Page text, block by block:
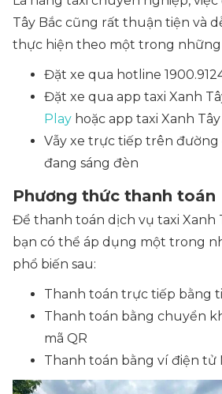
Tây Bắc cũng rất thuận tiện và
thực hiện theo một trong những
Đặt xe qua hotline
Đặt xe qua app taxi Xanh
Play hoặc app taxi Xanh
Vẫy xe trực tiếp trên đường
đang sáng đèn
Phương thức thanh toán
Để thanh toán dịch vụ taxi Xanh
bạn có thể áp dụng một trong
phổ biến sau:
Thanh toán trực tiếp bằng
Thanh toán bằng chuyển
mã QR
Thanh toán bằng ví điện tử